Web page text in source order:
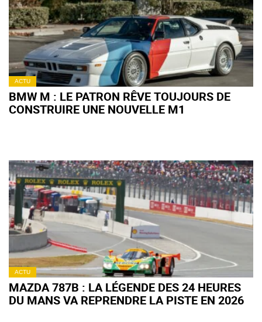
ACTU
BMW M : LE PATRON RÊVE TOUJOURS DE
CONSTRUIRE UNE NOUVELLE M1
ACTU
MAZDA 787B : LA LÉGENDE DES 24 HEURES
DU MANS VA REPRENDRE LA PISTE EN 2026